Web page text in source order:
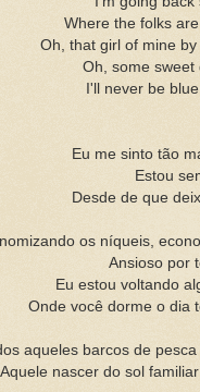
Where the folks
Oh, that girl of mine
Oh, some sweet
I'll never be
Eu me sinto tão
Estou
Desde de que
os níqueis,
Ansioso por
Eu estou voltando
Onde você dorme o dia
aqueles barcos de
Aquele nascer do sol